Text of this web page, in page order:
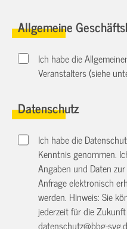
Allgemeine
Ich habe die
Veranstalters (siehe
Datenschutz
Ich habe die
Kenntnis genommen.
Angaben und Daten
Anfrage elektronisch
werden. Hinweis: Sie
jederzeit für die
datenschutz@bbg-